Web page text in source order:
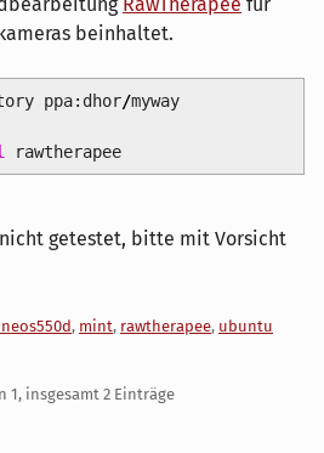
beinhaltet.
ppa:dhor/myway
rawtherapee
getestet, bitte mit Vorsicht
, mint, rawtherapee, ubuntu
1, insgesamt 2 Einträge